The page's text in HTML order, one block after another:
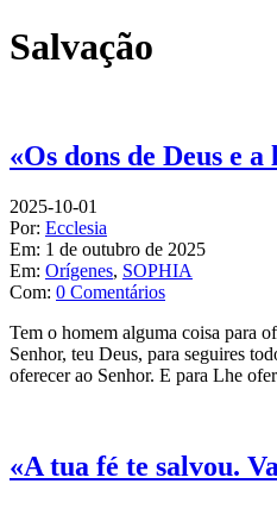
Salvação
«Os dons de Deus e
2025-10-01
Por: Ecclesia
Em: 1 de outubro de 2025
Em: Orígenes, SOPHIA
Com: 0 Comentários
Tem o homem alguma coisa para
Senhor, teu Deus, para seguires
oferecer ao Senhor. E para Lhe
«A tua fé te salvou.